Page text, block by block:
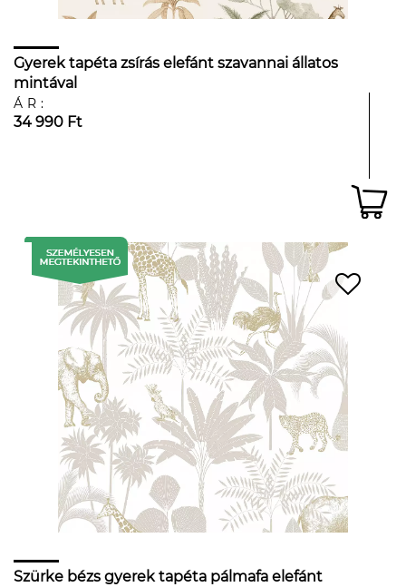
Gyerek tapéta zsírás elefánt szavannai állatos
mintával
ÁR:
34 990 Ft
Szürke bézs gyerek tapéta pálmafa elefánt